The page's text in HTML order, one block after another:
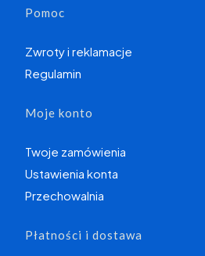
Linki w stopce
Pomoc
Zwroty i reklamacje
Regulamin
Moje konto
Twoje zamówienia
Ustawienia konta
Przechowalnia
Płatności i dostawa